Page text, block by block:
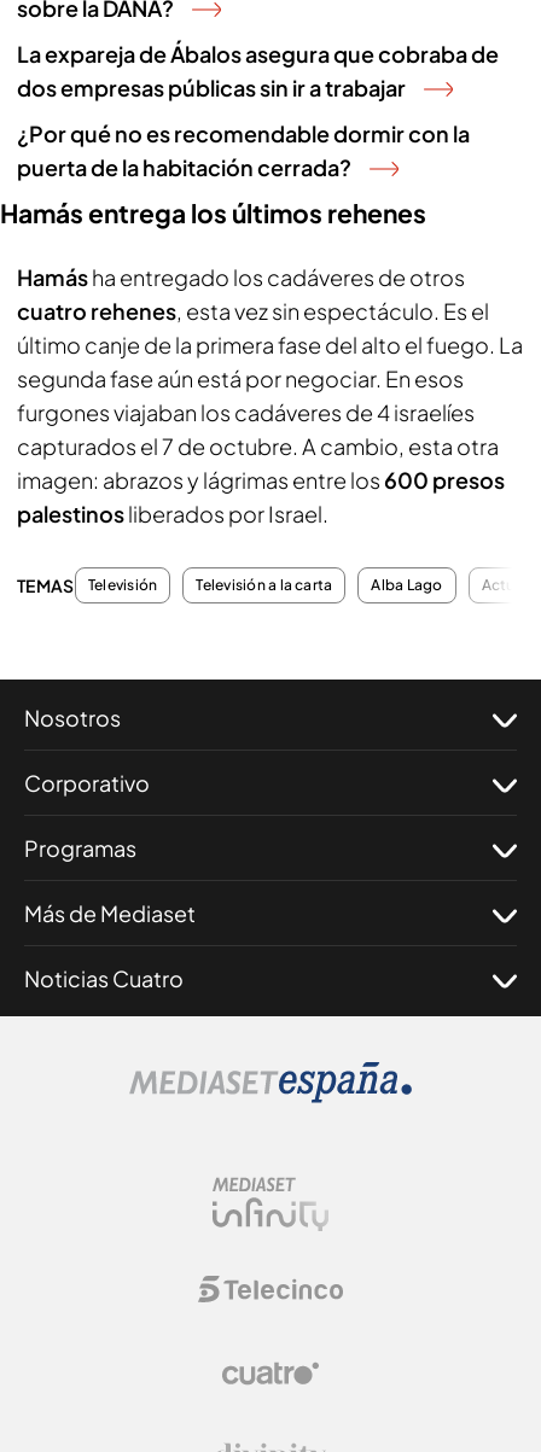
sobre la DANA?
La expareja de Ábalos asegura que cobraba de
dos empresas públicas sin ir a trabajar
¿Por qué no es recomendable dormir con la
puerta de la habitación cerrada?
Hamás entrega los últimos rehenes
Hamásha entregado los cadáveres de otros
cuatro rehenes, esta vez sin espectáculo. Es el
último canje de la primera fase del alto el fuego. La
segunda fase aún está por negociar. En esos
furgones viajaban los cadáveres de 4 israelíes
capturados el 7 de octubre. A cambio, esta otra
imagen: abrazos y lágrimas entre los 600 presos
palestinosliberados por Israel.
TEMAS Televisión Televisión a la carta Alba Lago
Nosotros
Corporativo
Programas
Más de Mediaset
Noticias Cuatro